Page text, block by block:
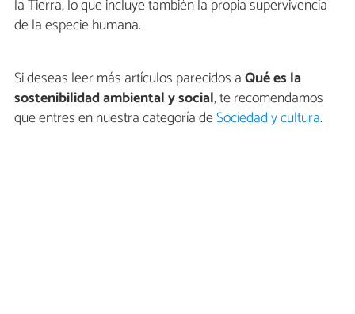
la Tierra, lo que incluye también la propia supervivencia
de la especie humana.
Si deseas leer más artículos parecidos aQué es la
sostenibilidad ambiental y social, te recomendamos
que entres en nuestra categoría deSociedad y cultura.